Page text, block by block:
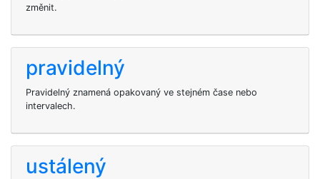
změnit.
pravidelný
Pravidelný znamená opakovaný ve stejném čase nebo
intervalech.
ustálený